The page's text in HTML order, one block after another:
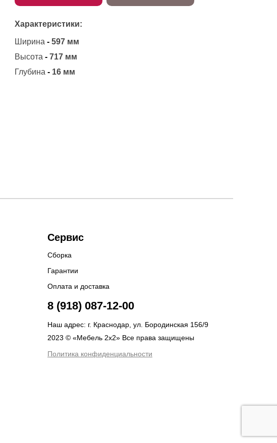
Характеристики:
Ширина - 597 мм
Высота - 717 мм
Глубина - 16 мм
Сервис
Сборка
Гарантии
Оплата и доставка
8 (918) 087-12-00
Наш адрес: г. Краснодар, ул. Бородинская 156/9
2023 © «Мебель 2x2» Все права защищены
Политика конфиденциальности